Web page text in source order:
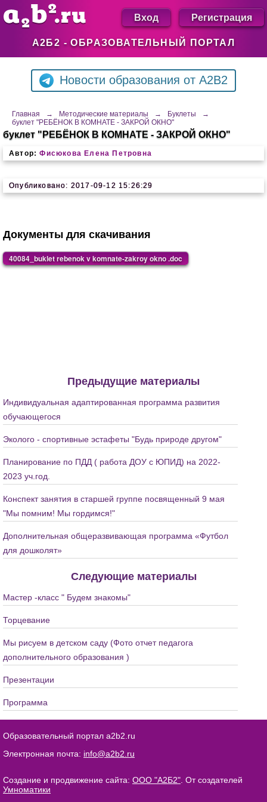
А2Б2 - ОБРАЗОВАТЕЛЬНЫЙ ПОРТАЛ
Вход Регистрация
Новости образования от A2B2
Главная → Методические материалы → Буклеты
→
буклет "РЕБЁНОК В КОМНАТЕ - ЗАКРОЙ ОКНО"
буклет "РЕБЁНОК В КОМНАТЕ - ЗАКРОЙ ОКНО"
Автор: Фисюкова Елена Петровна
Опубликовано: 2017-09-12 15:26:29
Документы для скачивания
40084_buklet rebenok v komnate-zakroy okno .doc
Предыдущие материалы
Индивидуальная адаптированная программа развития
обучающегося
Эколого - спортивные эстафеты "Будь природе другом"
Планирование по ПДД ( работа ДОУ с ЮПИД) на 2022-
2023 уч.год.
Конспект занятия в старшей группе посвященный 9 мая
"Мы помним! Мы гордимся!"
Дополнительная общеразвивающая программа «Футбол
для дошколят»
Следующие материалы
Мастер -класс " Будем знакомы"
Торцевание
Мы рисуем в детском саду (Фото отчет педагога
дополнительного образования )
Презентации
Программа
Образовательный портал a2b2.ru
Электронная почта: info@a2b2.ru
Создание и продвижение сайта: ООО "А2Б2" . От создателей
Умноматики